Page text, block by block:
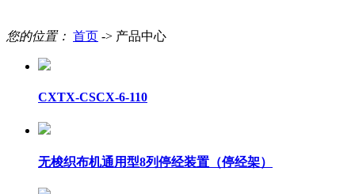
您的位置： 首页 -> 产品中心
CXTX-CSCX-6-110
无梭织布机通用型8列停经装置（停经架）